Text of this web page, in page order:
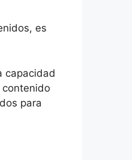
es
capacidad
contenido
para